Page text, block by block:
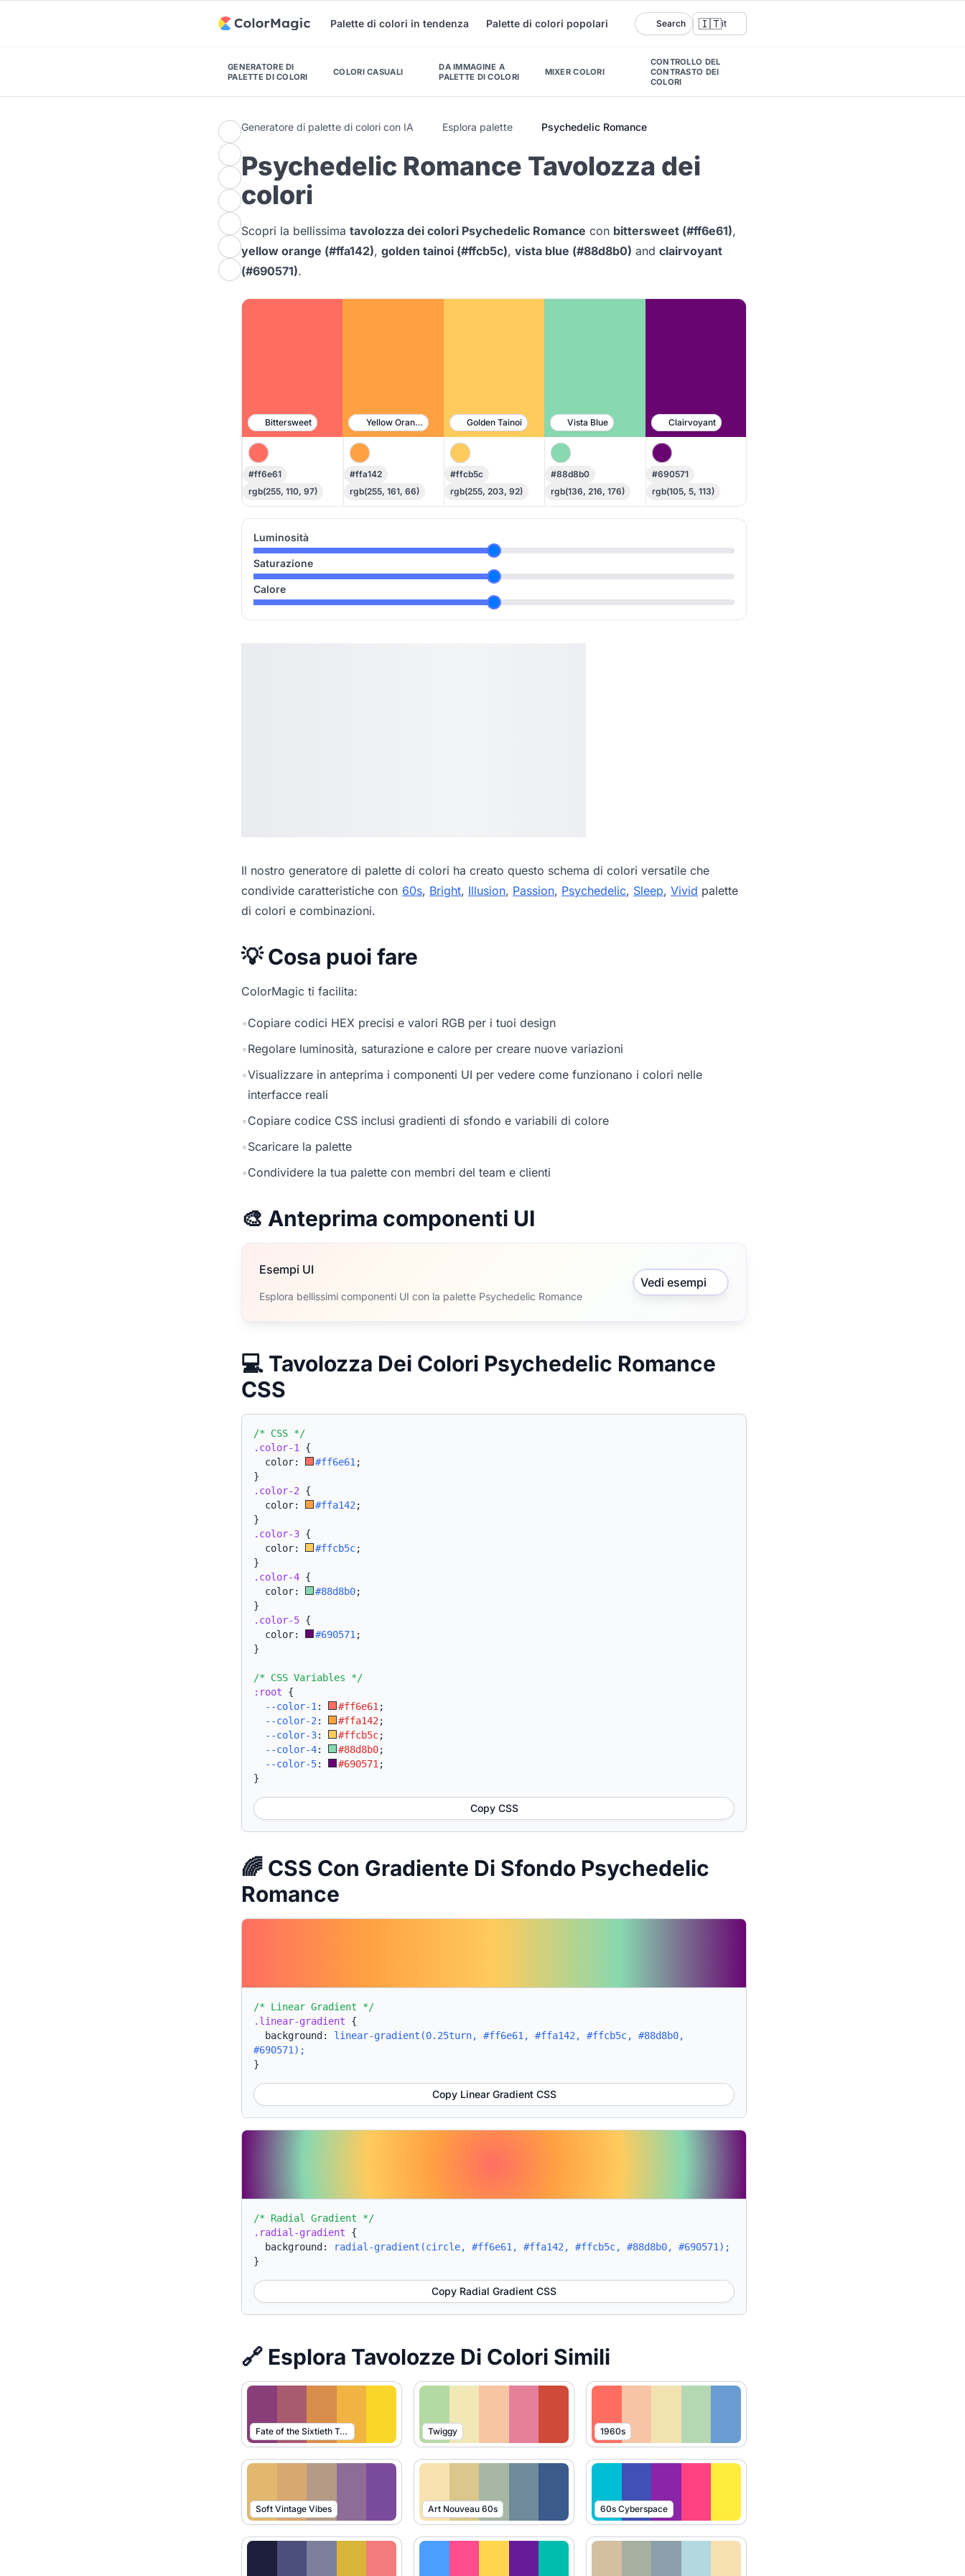
Palette di colori in tendenza Palette di colori popolari Search 🇮🇹it
GENERATORE DI
PALETTE DI COLORI
COLORI CASUALI
DA IMMAGINE A
PALETTE DI COLORI
MIXER COLORI
CONTROLLO DEL
CONTRASTO DEI
COLORI
Generatore di palette di colori con IA Esplora palette Psychedelic Romance
Psychedelic Romance Tavolozza dei
colori
Scopri la bellissima tavolozza dei colori Psychedelic Romance con bittersweet (#ff6e61),
yellow orange (#ffa142), golden tainoi (#ffcb5c), vista blue (#88d8b0) and clairvoyant
(#690571).
Bittersweet Yellow Orange Golden Tainoi Vista Blue Clairvoyant
#ff6e61
rgb(255, 110, 97)
#ffa142
rgb(255, 161, 66)
#ffcb5c
rgb(255, 203, 92)
#88d8b0
rgb(136, 216, 176)
#690571
rgb(105, 5, 113)
Luminosità
Saturazione
Calore
Il nostro generatore di palette di colori ha creato questo schema di colori versatile che
condivide caratteristiche con 60s, Bright, Illusion, Passion, Psychedelic, Sleep, Vivid palette
di colori e combinazioni.
💡 Cosa puoi fare
ColorMagic ti facilita:
•Copiare codici HEX precisi e valori RGB per i tuoi design
•Regolare luminosità, saturazione e calore per creare nuove variazioni
•Visualizzare in anteprima i componenti UI per vedere come funzionano i colori nelle
interfacce reali
•Copiare codice CSS inclusi gradienti di sfondo e variabili di colore
•Scaricare la palette
•Condividere la tua palette con membri del team e clienti
🎨 Anteprima componenti UI
Esempi UI
Esplora bellissimi componenti UI con la palette Psychedelic Romance
Vedi esempi
💻 Tavolozza Dei Colori Psychedelic Romance
CSS
/* CSS */
.color-1
{
  color:
#ff6e61 ;
}
.color-2 {
  color:
#ffa142 ;
}
.color-3 {
  color:
#ffcb5c;
}
.color-4 {
  color:
#88d8b0;
}
.color-5 {
  color:
#690571 ;
}
/* CSS Variables */
:root {
--color-1 : #ff6e61 ;
--color-2 : #ffa142 ;
--color-3: #ffcb5c;
--color-4: #88d8b0;
--color-5: #690571 ;
}
Copy CSS
🌈 CSS Con Gradiente Di Sfondo Psychedelic
Romance
/* Linear Gradient */
.linear-gradient {
background: linear-gradient(0.25turn, #ff6e61, #ffa142, #ffcb5c, #88d8b0,
#690571);
}
Copy Linear Gradient CSS
/* Radial Gradient */
.radial-gradient {
background:
radial-gradient(circle, #ff6e61, #ffa142, #ffcb5c, #88d8b0, #690571);
}
Copy Radial Gradient CSS
🔗 Esplora Tavolozze Di Colori Simili
Fate of the Sixtieth Tear Twiggy 1960s
Soft Vintage Vibes Art Nouveau 60s 60s Cyberspace